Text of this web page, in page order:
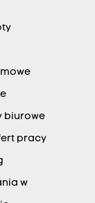
biurowe
pracy
w